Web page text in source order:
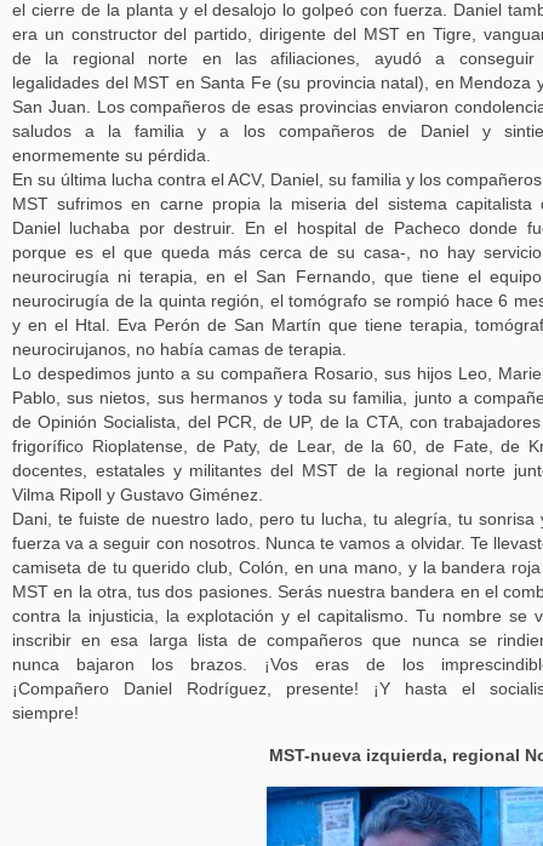
el cierre de la planta y el desalojo lo golpeó con fuerza. Daniel
era un constructor del partido, dirigente del MST en Tigre,
de la regional norte en las afiliaciones, ayudó a conseguir
legalidades del MST en Santa Fe (su provincia natal), en Mendoza
San Juan. Los compañeros de esas provincias enviaron
saludos a la familia y a los compañeros de Daniel y
enormemente su pérdida.
En su última lucha contra el ACV, Daniel, su familia y los
MST sufrimos en carne propia la miseria del sistema capitalista
Daniel luchaba por destruir. En el hospital de Pacheco donde
porque es el que queda más cerca de su casa-, no hay
neurocirugía ni terapia, en el San Fernando, que tiene el
neurocirugía de la quinta región, el tomógrafo se rompió hace 6
y en el Htal. Eva Perón de San Martín que tiene terapia,
neurocirujanos, no había camas de terapia.
Lo despedimos junto a su compañera Rosario, sus hijos Leo,
Pablo, sus nietos, sus hermanos y toda su familia, junto a
de Opinión Socialista, del PCR, de UP, de la CTA, con
frigorífico Rioplatense, de Paty, de Lear, de la 60, de Fate, de
docentes, estatales y militantes del MST de la regional norte
Vilma Ripoll y Gustavo Giménez.
Dani, te fuiste de nuestro lado, pero tu lucha, tu alegría, tu sonrisa
fuerza va a seguir con nosotros. Nunca te vamos a olvidar. Te
camiseta de tu querido club, Colón, en una mano, y la bandera
MST en la otra, tus dos pasiones. Serás nuestra bandera en el
contra la injusticia, la explotación y el capitalismo. Tu nombre se
inscribir en esa larga lista de compañeros que nunca se
nunca bajaron los brazos. ¡Vos eras de los
¡Compañero Daniel Rodríguez, presente! ¡Y hasta el
siempre!
MST-nueva izquierda, regional